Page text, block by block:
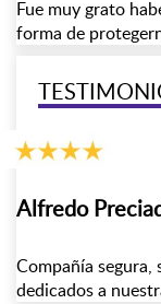
Fue muy grato
forma de
Alfredo
Compañía segura,
dedicados a